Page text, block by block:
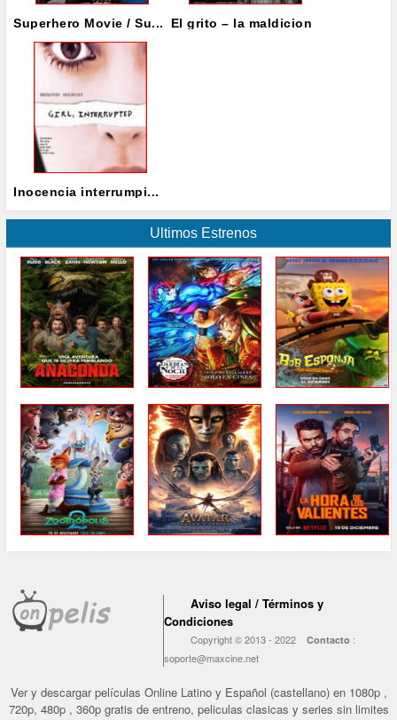
Superhero Movie / Su... El grito – la maldicion
Inocencia interrumpi...
Ultimos Estrenos
Aviso legal / Términos y
Condiciones
Copyright © 2013 - 2022Contacto :
soporte@maxcine.net
Ver y descargar películas Online Latino y Español (castellano) en 1080p ,
720p, 480p , 360p gratis de entreno, peliculas clasicas y series sin limites